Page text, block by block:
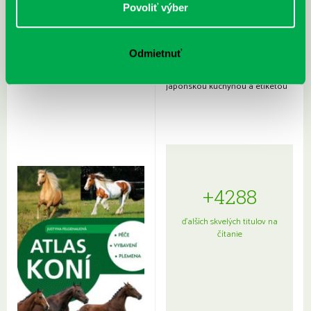
Povoliť výber
Odmietnuť
Rudź, Przemyslaw: Atlas hviezd:
Hardy, Paula: Japonsko na tanieri:
japonskou kuchyňou a etiketou
+4288
ďalších skvelých titulov na
čítanie